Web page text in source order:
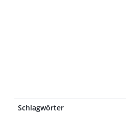
Schlagwörter